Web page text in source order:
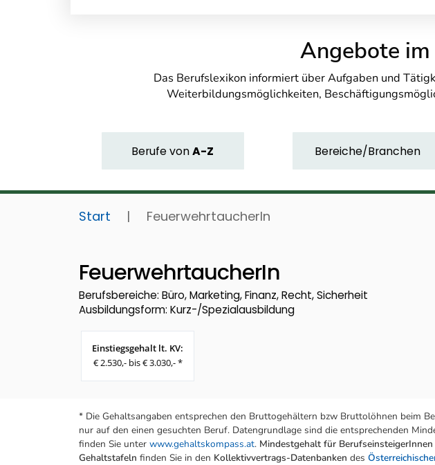
Angebote
Das Berufslexikon informiert über Aufgaben und
Weiterbildungsmöglichkeiten,
BerufevonA-Z Bereiche/Branchen
Start | FeuerwehrtaucherIn
FeuerwehrtaucherIn
Berufsbereiche: Büro, Marketing, Finanz, Recht, Sicherheit
Ausbildungsform: Kurz-/Spezialausbildung
Einstiegsgehalt lt. KV:
€ 2.530,- bis € 3.030,- *
* Die Gehaltsangaben entsprechen den Bruttogehältern bzw Bruttolöhnen beim
nur auf den einen gesuchten Beruf. Datengrundlage sind die entsprechenden
finden Sie unter www.gehaltskompass.at. Mindestgehalt für
Gehaltstafeln finden Sie in den Kollektivvertrags-Datenbanken des